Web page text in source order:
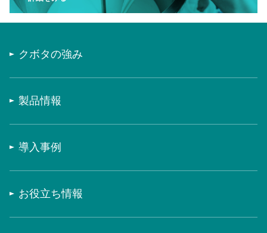
クボタの強み
製品情報
導入事例
お役立ち情報